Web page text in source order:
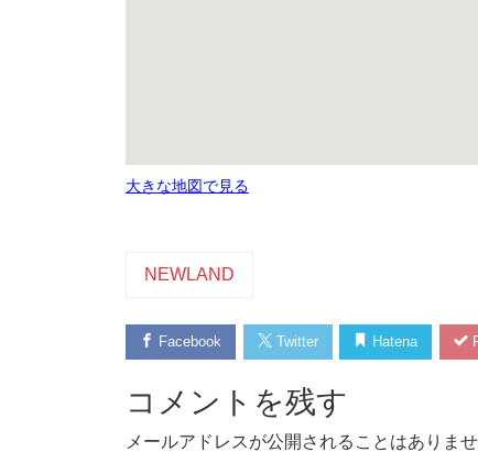
大きな地図で見る
NEWLAND
Facebook Twitter Hatena
コメントを残す
メールアドレスが公開されることはありませ